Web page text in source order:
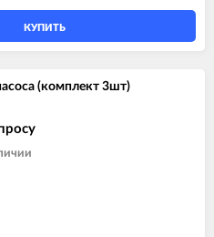
SIGMA PTD 28U
SIGMA PTS 18U
SIGMA PTS 24U
КУПИТЬ
(комплект 3шт)